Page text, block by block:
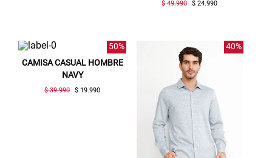
$ 49.990 $ 24.990
50%
CAMISA CASUAL HOMBRE
NAVY
$ 39.990 $ 19.990
40%
Gracias por inscribirte!